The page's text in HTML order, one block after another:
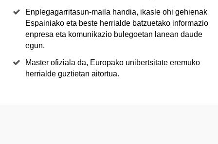
Enplegagarritasun-maila handia, ikasle ohi gehienak
Espainiako eta beste herrialde batzuetako informazio
enpresa eta komunikazio bulegoetan lanean daude
egun.
Master ofiziala da, Europako unibertsitate eremuko
herrialde guztietan aitortua.